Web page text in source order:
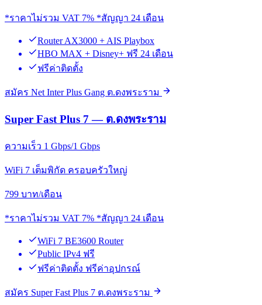
*ราคาไม่รวม VAT 7% *สัญญา 24 เดือน
Router AX3000 + AIS Playbox
HBO MAX + Disney+ ฟรี 24 เดือน
ฟรีค่าติดตั้ง
สมัคร Net Inter Plus Gang ต.ดงพระราม
Super Fast Plus 7 — ต.ดงพระราม
ความเร็ว 1 Gbps/1 Gbps
WiFi 7 เต็มพิกัด ครอบครัวใหญ่
799 บาท/เดือน
*ราคาไม่รวม VAT 7% *สัญญา 24 เดือน
WiFi 7 BE3600 Router
Public IPv4 ฟรี
ฟรีค่าติดตั้ง ฟรีค่าอุปกรณ์
สมัคร Super Fast Plus 7 ต.ดงพระราม